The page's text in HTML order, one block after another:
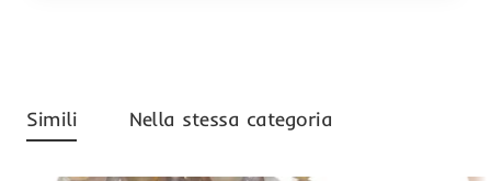
Simili Nella stessa categoria